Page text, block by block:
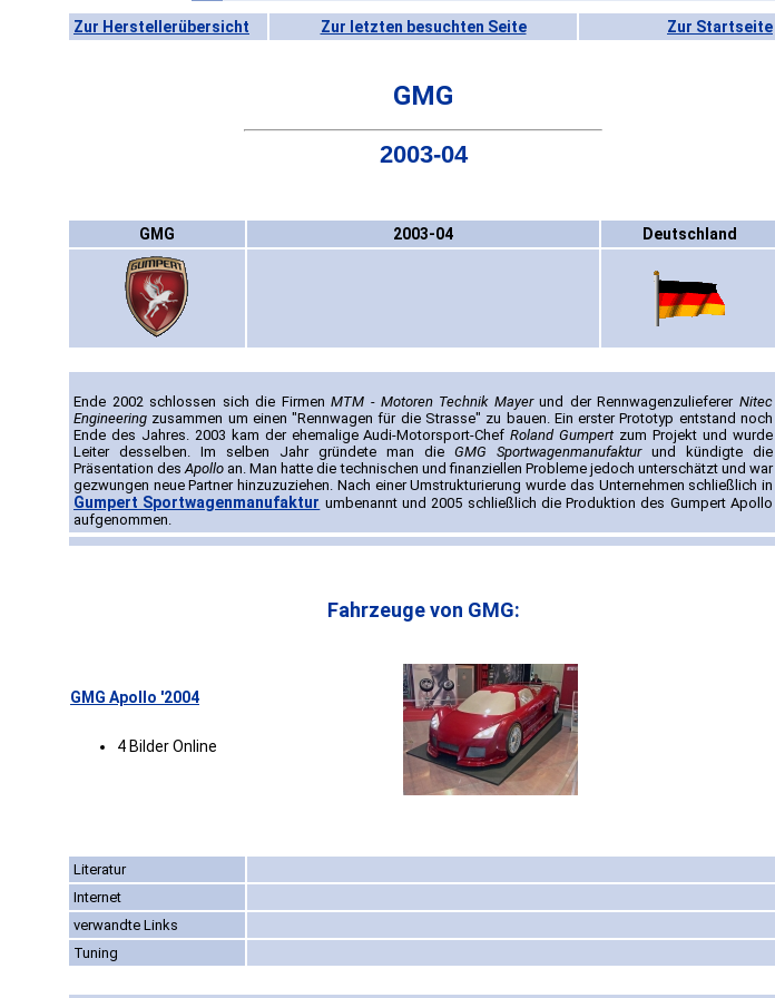
Zur Herstellerübersicht Zur letzten besuchten Seite Zur Startseite
GMG
2003-04
GMG 2003-04 Deutschland
Ende 2002 schlossen sich die FirmenMTM - Motoren Technik Mayerund der RennwagenzuliefererNitec
Engineering zusammen um einen "Rennwagen für die Strasse" zu bauen. Ein erster Prototyp entstand noch
Ende des Jahres. 2003 kam der ehemalige Audi-Motorsport-ChefRoland Gumpertzum Projekt und wurde
Leiter desselben. Im selben Jahr gründete man die GMG Sportwagenmanufakturund kündigte die
Präsentation desApollo an. Man hatte die technischen und finanziellen Probleme jedoch unterschätzt und war
gezwungen neue Partner hinzuzuziehen. Nach einer Umstrukturierung wurde das Unternehmen schließlich in
Gumpert Sportwagenmanufaktur umbenannt und 2005 schließlich die Produktion des Gumpert Apollo
aufgenommen.
Fahrzeuge von GMG:
GMG Apollo '2004
4 Bilder Online
Literatur
Internet
verwandte Links
Tuning